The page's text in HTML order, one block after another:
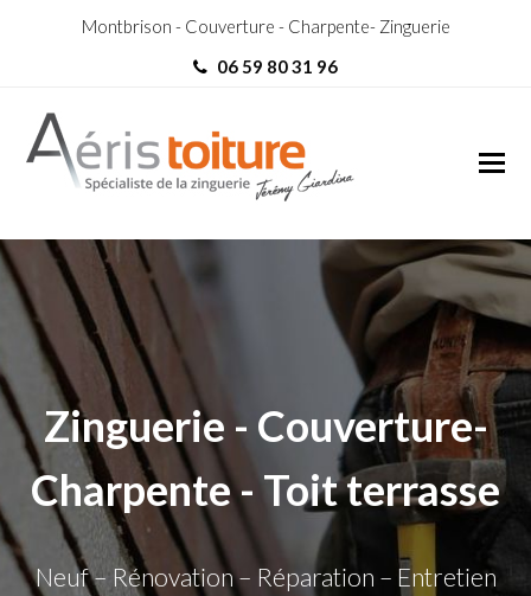
Montbrison - Couverture - Charpente- Zinguerie
06 59 80 31 96
Zinguerie - Couverture-
Charpente - Toit terrasse
Neuf – Rénovation – Réparation – Entretien